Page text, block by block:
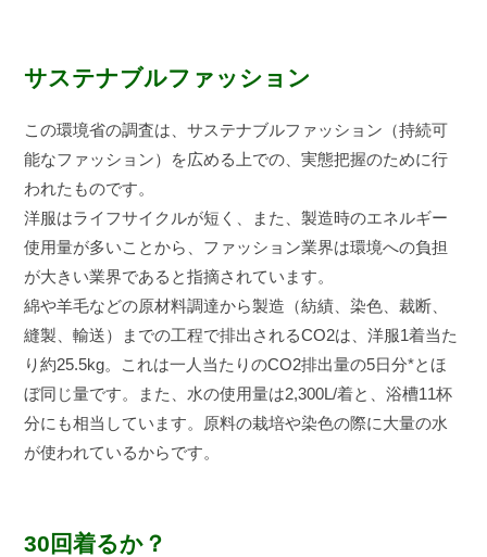
サステナブルファッション
この環境省の調査は、サステナブルファッション（持続可
能なファッション）を広める上での、実態把握のために行
われたものです。
洋服はライフサイクルが短く、また、製造時のエネルギー
使用量が多いことから、ファッション業界は環境への負担
が大きい業界であると指摘されています。
綿や羊毛などの原材料調達から製造（紡績、染色、裁断、
縫製、輸送）までの工程で排出されるCO2は、洋服1着当た
り約25.5kg。これは一人当たりのCO2排出量の5日分*とほ
ぼ同じ量です。また、水の使用量は2,300L/着と、浴槽11杯
分にも相当しています。原料の栽培や染色の際に大量の水
が使われているからです。
30回着るか？